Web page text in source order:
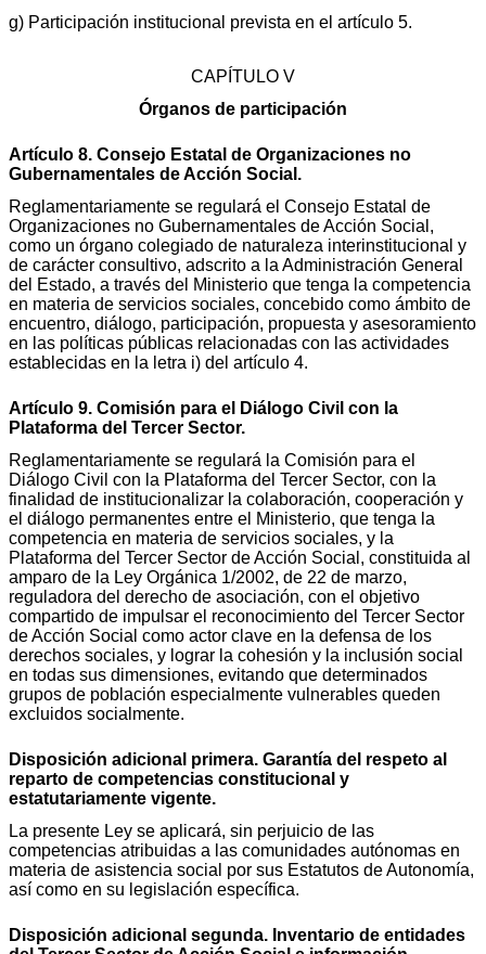
g) Participación institucional prevista en el artículo 5.
CAPÍTULO V
Órganos de participación
Artículo 8. Consejo Estatal de Organizaciones no
Gubernamentales de Acción Social.
Reglamentariamente se regulará el Consejo Estatal de
Organizaciones no Gubernamentales de Acción Social,
como un órgano colegiado de naturaleza interinstitucional y
de carácter consultivo, adscrito a la Administración General
del Estado, a través del Ministerio que tenga la competencia
en materia de servicios sociales, concebido como ámbito de
encuentro, diálogo, participación, propuesta y asesoramiento
en las políticas públicas relacionadas con las actividades
establecidas en la letra i) del artículo 4.
Artículo 9. Comisión para el Diálogo Civil con la
Plataforma del Tercer Sector.
Reglamentariamente se regulará la Comisión para el
Diálogo Civil con la Plataforma del Tercer Sector, con la
finalidad de institucionalizar la colaboración, cooperación y
el diálogo permanentes entre el Ministerio, que tenga la
competencia en materia de servicios sociales, y la
Plataforma del Tercer Sector de Acción Social, constituida al
amparo de la Ley Orgánica 1/2002, de 22 de marzo,
reguladora del derecho de asociación, con el objetivo
compartido de impulsar el reconocimiento del Tercer Sector
de Acción Social como actor clave en la defensa de los
derechos sociales, y lograr la cohesión y la inclusión social
en todas sus dimensiones, evitando que determinados
grupos de población especialmente vulnerables queden
excluidos socialmente.
Disposición adicional primera. Garantía del respeto al
reparto de competencias constitucional y
estatutariamente vigente.
La presente Ley se aplicará, sin perjuicio de las
competencias atribuidas a las comunidades autónomas en
materia de asistencia social por sus Estatutos de Autonomía,
así como en su legislación específica.
Disposición adicional segunda. Inventario de entidades